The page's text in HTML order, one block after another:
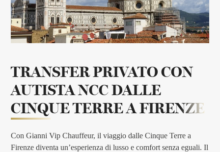
TRANSFER PRIVATO CON
AUTISTA NCCDALLE
CINQUE TERRE A FIRENZE
Con Gianni Vip Chauffeur, il viaggio dalle Cinque Terre a
Firenze diventa un’esperienza di lusso e comfort senza eguali. Il